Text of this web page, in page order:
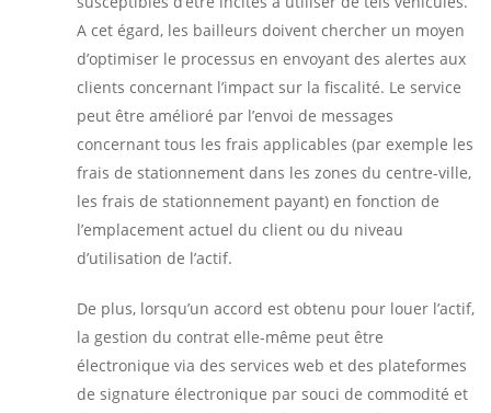
A cet égard, les bailleurs doivent chercher un moyen
d’optimiser le processus en envoyant des alertes aux
clients concernant l’impact sur la fiscalité. Le service
peut être amélioré par l’envoi de messages
concernant tous les frais applicables (par exemple les
frais de stationnement dans les zones du centre-ville,
les frais de stationnement payant) en fonction de
l’emplacement actuel du client ou du niveau
d’utilisation de l’actif.
De plus, lorsqu’un accord est obtenu pour louer l’actif,
la gestion du contrat elle-même peut être
électronique via des services web et des plateformes
de signature électronique par souci de commodité et